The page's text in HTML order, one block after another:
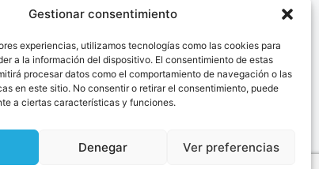
Gestionar consentimiento
experiencias, utilizamos tecnologías como las cookies para
a la información del dispositivo. El consentimiento de estas
procesar datos como el comportamiento de navegación o las
en este sitio. No consentir o retirar el consentimiento, puede
a ciertas características y funciones.
Denegar Ver preferencias
Contacto